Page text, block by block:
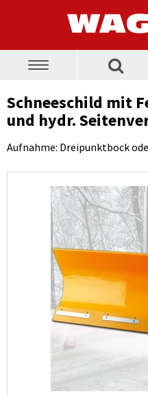
Toggle
Schneeschild mit
und hydr.
Aufnahme: Dreipunktbock